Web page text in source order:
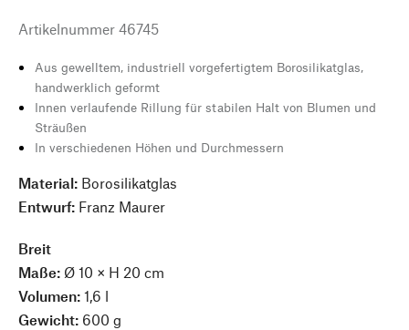
Artikelnummer 46745
Aus gewelltem, industriell vorgefertigtem Borosilikatglas,
handwerklich geformt
Innen verlaufende Rillung für stabilen Halt von Blumen und
Sträußen
In verschiedenen Höhen und Durchmessern
Material: Borosilikatglas
Entwurf: Franz Maurer
Breit
Maße: Ø 10 × H 20 cm
Volumen: 1,6 l
Gewicht: 600 g